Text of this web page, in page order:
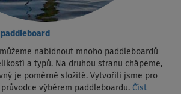
můžeme nabídnout mnoho paddleboardů
a typů. Na druhou stranu chápeme,
je poměrně složité. Vytvořili jsme pro
výběrem paddleboardu. Číst